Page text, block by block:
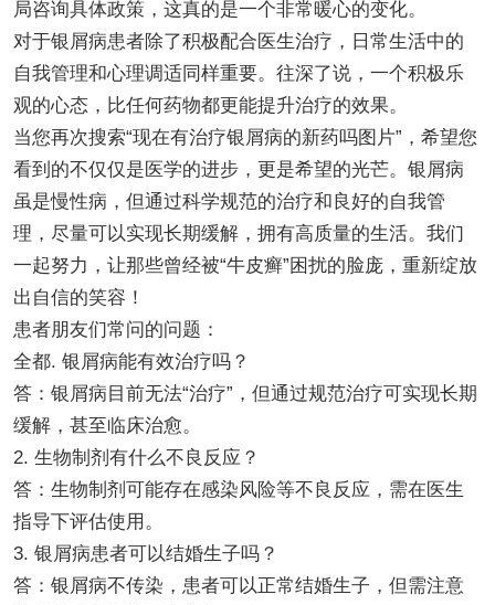
局咨询具体政策，这真的是一个非常暖心的变化。
对于银屑病患者除了积极配合医生治疗，日常生活中的
自我管理和心理调适同样重要。往深了说，一个积极乐
观的心态，比任何药物都更能提升治疗的效果。
当您再次搜索“现在有治疗银屑病的新药吗图片”，希望您
看到的不仅仅是医学的进步，更是希望的光芒。银屑病
虽是慢性病，但通过科学规范的治疗和良好的自我管
理，尽量可以实现长期缓解，拥有高质量的生活。我们
一起努力，让那些曾经被“牛皮癣”困扰的脸庞，重新绽放
出自信的笑容！
患者朋友们常问的问题：
全都. 银屑病能有效治疗吗？
答：银屑病目前无法“治疗”，但通过规范治疗可实现长期
缓解，甚至临床治愈。
2. 生物制剂有什么不良反应？
答：生物制剂可能存在感染风险等不良反应，需在医生
指导下评估使用。
3. 银屑病患者可以结婚生子吗？
答：银屑病不传染，患者可以正常结婚生子，但需注意